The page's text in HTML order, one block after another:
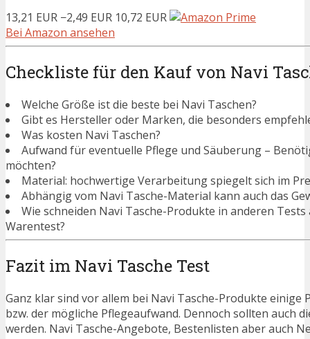
13,21 EUR −2,49 EUR 10,72 EUR
Bei Amazon ansehen
Checkliste für den Kauf von Navi
Welche Größe ist die beste bei Navi Taschen?
Gibt es Hersteller oder Marken, die besonders
Was kosten Navi Taschen?
Aufwand für eventuelle Pflege und Säuberung –
möchten?
Material: hochwertige Verarbeitung spiegelt sich im
Abhängig vom Navi Tasche-Material kann auch das
Wie schneiden Navi Tasche-Produkte in anderen
Warentest?
Fazit im Navi Tasche Test
Ganz klar sind vor allem bei Navi Tasche-Produkte einige
bzw. der mögliche Pflegeaufwand. Dennoch sollten auch
werden. Navi Tasche-Angebote, Bestenlisten aber auch